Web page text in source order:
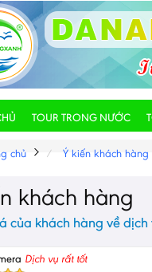
TOUR TRONG NƯỚC
chủ Ý kiến khách hàng
khách hàng
của khách hàng về dịch
Dịch vụ rất tốt